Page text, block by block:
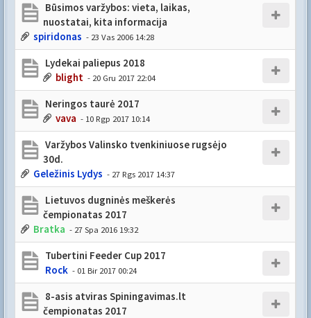
Būsimos varžybos: vieta, laikas,
nuostatai, kita informacija
spiridonas - 23 Vas 2006 14:28
Lydekai paliepus 2018
blight - 20 Gru 2017 22:04
Neringos taurė 2017
vava - 10 Rgp 2017 10:14
Varžybos Valinsko tvenkiniuose rugsėjo
30d.
Geležinis Lydys - 27 Rgs 2017 14:37
Lietuvos dugninės meškerės
čempionatas 2017
Bratka - 27 Spa 2016 19:32
Tubertini Feeder Cup 2017
Rock - 01 Bir 2017 00:24
8-asis atviras Spiningavimas.lt
čempionatas 2017